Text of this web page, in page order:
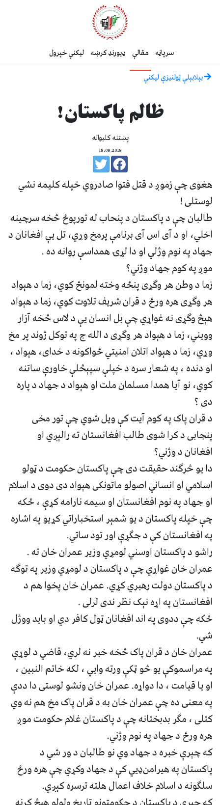
سرپاڼه مقالې ډیورنډ کرښه لیکنې خپرول
بېلابېلې ټولنيزې ليکنې
ظالم پاکستان!
پښتنه کلیواله
18.08.2018
‎‎هغوی چې زموږ د قتل فتوا صادروي خپله کلیمه نشي
لوستلی !
‎طالبان چې د پاکستان د پنحاب له تورپوځ څخه سرچینه
اخلي، او د آی اس آی برنامې پرمخ وړي، تل یې افغانان د
جهاد په نوم وژلي او دا لړۍ همداسې روانه ده .
‎زما د وطن هر وګړی پنځه وخته لمونځ کوي، زما د هېواد
هر وګړی هره ورځ د قران شریف تلاوت کوي، زما د هېواد
هېڅ وګړی نه غواړي چې بل انسان یې د لاس څخه آزار
وویني، زما د هېواد هر وګړی د الله ج په توکل ژوند پر مخ
وړي، زما د هېواد اتلان امنیتي ځواکونه د خدای، هېواد ،
او دنده ، په شعار سره د خپلې سپېڅلې خاورې ساتنه
کوي، نو آیا همدا مسلمان ملت او هېواد د جهاد د پاره
دی ؟
‎د قران پاک په کوم آيت کې ویل شوي چې تور مخی
پنجابی د کرا شوی طالب افغانستان ته رالېږي او
افغانان د وژني؟
‎دا یو څرګند حقیقت دی چې پاکستان حکومت د ټولو
اسلامي او انساني اصولو ماتونکی هېواد دی دوی د اسلام
او جهاد په نوم افغانستان او سیمه نارامه کړې ، ځکه
چې خپله پاکستان د یو شمېر استخباراتي کړیو په اشاره
په افغانستان کې د جګړې اور تود ساتي.
‎عمران خان غواړي چې د پاکستان د لومړي وزیر په توګه
د پاکستان دولت رهبري کړي. عمران خان پخوا هم د
افغانستان په اړه نېک نظر ندی لرلی .
‎ځکه چې ددوی په اند افغانان ټول کافر دي او باید ووژل
شي.
‎عمران خان د قران پاک څخه خبر نه لري، قاضي د لوړې
په مراسموکې یو څو ټکې ورته وايي ، لکه خاتم النبین ،
او یا قیامت ، دا دواړه. عمران خان ونشو لوستی دا ددې
په معنی ده چې عمران خان به د قران پاک مخ هم نه وي
کتلی ، مګر بدبختانه چې د پاکستان غلام حکومت موږ
هره ورځ د جهاد په نوم وژني.
‎که چېرې خبره د جهاد وي نو طالبان د ور شي د
پاکستان په هیرامن‌‌‌‌‌‌ډيي کې د جهاد وکړي چې هره ورځ
سلګونه د اسلام خلاف اعمال هلته ترسره کېږي.